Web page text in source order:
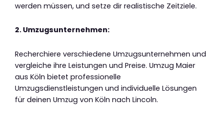
werden müssen, und setze dir realistische Zeitziele.
2. Umzugsunternehmen:
Recherchiere verschiedene Umzugsunternehmen und
vergleiche ihre Leistungen und Preise. Umzug Maier
aus Köln bietet professionelle
Umzugsdienstleistungen und individuelle Lösungen
für deinen Umzug von Köln nach Lincoln.